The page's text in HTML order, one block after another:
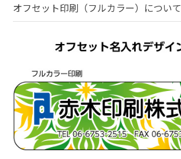
オフセット印刷（フルカラー） について